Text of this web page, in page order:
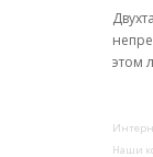
этом
Наши